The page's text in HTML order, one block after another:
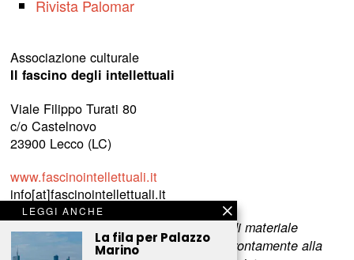
Rivista Palomar
Associazione culturale
Il fascino degli intellettuali
Viale Filippo Turati 80
c/o Castelnovo
23900 Lecco (LC)
www.fascinointellettuali.it
info[at]fascinointellettuali.it
Per segnalare eventuali errori nell’uso di materiale
riservato,scriveteci e provvederemo prontamente alla
LEGGI ANCHE
La fila per Palazzo
Marino